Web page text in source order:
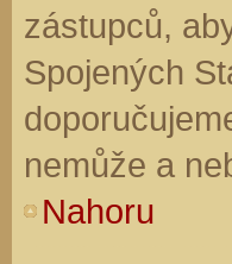
zástupců,
Spojených
nemůže a
Nahoru